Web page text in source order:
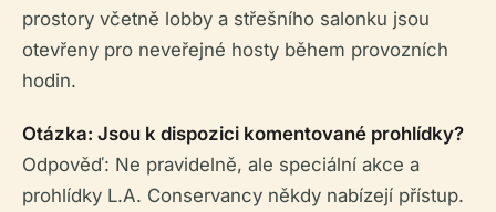
prostory včetně lobby a střešního salonku jsou
otevřeny pro neveřejné hosty během provozních
hodin.
Otázka: Jsou k dispozici komentované prohlídky?
Odpověď: Ne pravidelně, ale speciální akce a
prohlídky L.A. Conservancy někdy nabízejí přístup.